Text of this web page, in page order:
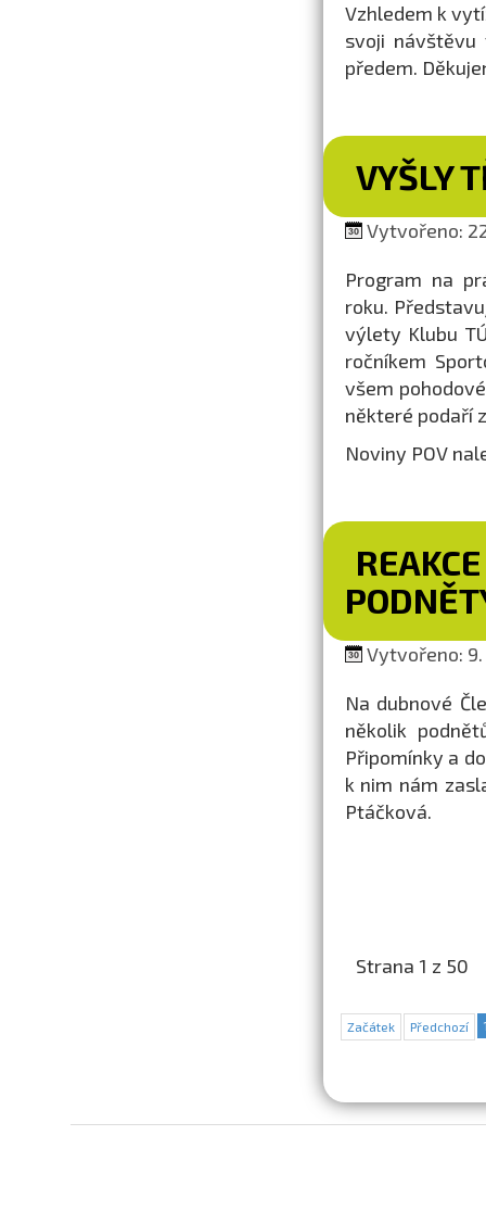
Vzhledem k
svoji návštěvu
předem.
VYŠLY
Vytvořeno:
Program na
roku.
výlety Klubu
ročníkem
všem
některé podaří
Noviny POV
Vytvořeno: 9.
Na dubnové
několik
Připomínky a
k nim nám
Ptáčková.
Strana 1 z 50
Začátek Předchozí